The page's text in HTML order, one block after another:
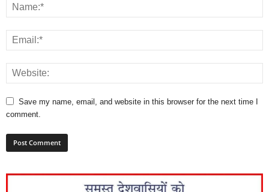
Save my name, email, and website in this browser for the next time I
comment.